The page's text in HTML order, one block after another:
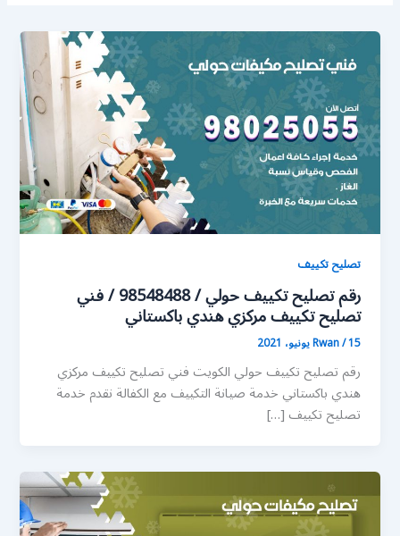
تصليح تكييف
رقم تصليح تكييف حولي / 98548488 / فني
تصليح تكييف مركزي هندي باكستاني
Rwan/15 يونيو، 2021
رقم تصليح تكييف حولي الكويت فني تصليح تكييف مركزي
هندي باكستاني خدمة صيانة التكييف مع الكفالة نقدم خدمة
تصليح تكييف […]